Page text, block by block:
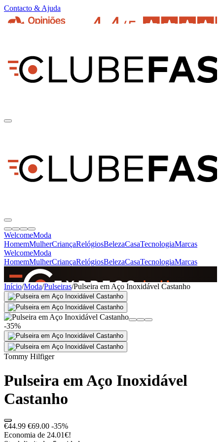
Contacto & Ajuda
WelcomeModa
HomemMulherCriançaRelógiosBelezaCasaTecnologiaMarcas
WelcomeModa
HomemMulherCriançaRelógiosBelezaCasaTecnologiaMarcas
SINCE 2005
+de 36.000 reviews
Início/Moda/Pulseiras/Pulseira em Aço Inoxidável Castanho
-35%
Tommy Hilfiger
Pulseira em Aço Inoxidável
Castanho
€44.99 €69.00 -35%
Economia de 24.01€!